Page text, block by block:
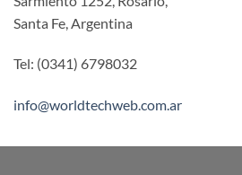
Santa Fe, Argentina
Tel: (0341) 6798032
info@worldtechweb.com.ar